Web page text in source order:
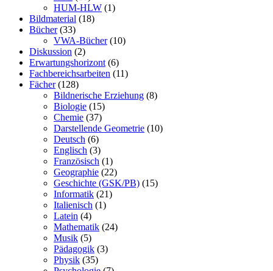
HUM-HLW (1)
Bildmaterial (18)
Bücher(33)
VWA-Bücher(10)
Diskussion (2)
Erwartungshorizont (6)
Fachbereichsarbeiten (11)
Fächer(128)
Bildnerische Erziehung (8)
Biologie (15)
Chemie (37)
Darstellende Geometrie (10)
Deutsch (6)
Englisch (3)
Französisch (1)
Geographie (22)
Geschichte (GSK/PB) (15)
Informatik (21)
Italienisch (1)
Latein (4)
Mathematik (24)
Musik (5)
Pädagogik (3)
Physik (35)